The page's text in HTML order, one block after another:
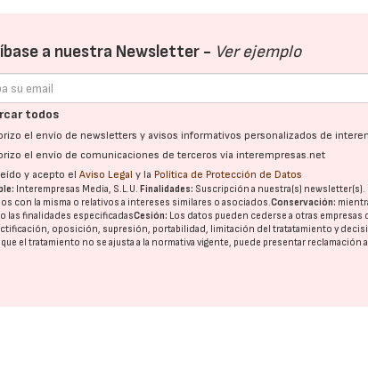
a nuestra Newsletter - Ver ejemplo
todos
el envío de newsletters y avisos informativos personalizados de
el envío de comunicaciones de terceros vía interempresas.net
y acepto elAviso Legal y la Política de Protección de Datos
Interempresas Media, S.L.U. Finalidades: Suscripción a nuestra(s)
con la misma o relativos a intereses similares o asociados.Conservación:
las finalidades especificadasCesión: Los datos pueden cederse a otras empresas
oposición, supresión, portabilidad, limitación del tratatamiento y
el tratamiento no se ajusta a la normativa vigente, puede presentar reclamación